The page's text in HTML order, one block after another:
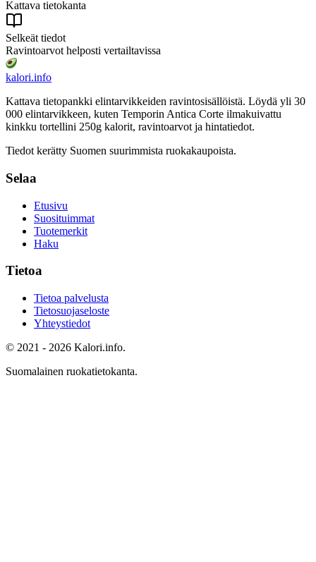
Kattava tietokanta
Selkeät tiedot
Ravintoarvot helposti vertailtavissa
kalori.info
Kattava tietopankki elintarvikkeiden ravintosisällöistä. Löydä yli 30
000 elintarvikkeen, kuten Temporin Antica Corte ilmakuivattu
kinkku tortellini 250g kalorit, ravintoarvot ja hintatiedot.
Tiedot kerätty Suomen suurimmista ruokakaupoista.
Selaa
Etusivu
Suosituimmat
Tuotemerkit
Haku
Tietoa
Tietoa palvelusta
Tietosuojaseloste
Yhteystiedot
© 2021 - 2026 Kalori.info.
Suomalainen ruokatietokanta.